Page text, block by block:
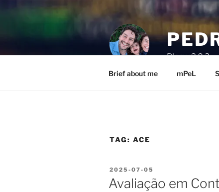
Blog v.2.0.3
Brief about me mPeL
TAG: ACE
POSTED
ON
2025-07-05
Avaliação em